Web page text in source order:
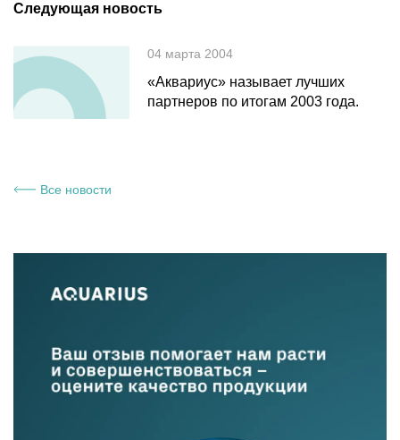
Следующая новость
04 марта 2004
«Аквариус» называет лучших
партнеров по итогам 2003 года.
Все новости